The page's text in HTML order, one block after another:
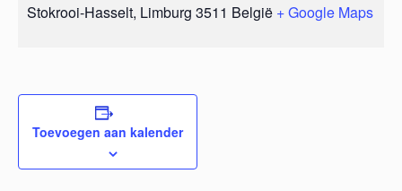
Stokrooi-Hasselt, Limburg 3511 België + Google Maps
Toevoegen aan kalender